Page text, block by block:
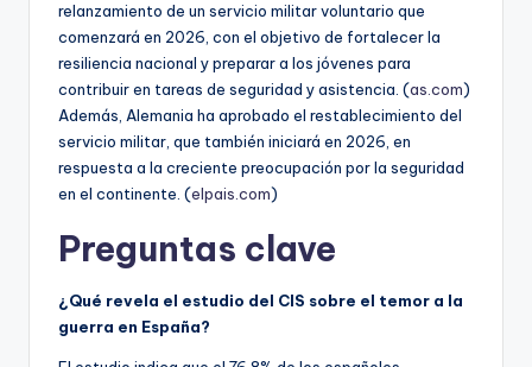
relanzamiento de un servicio militar voluntario que
comenzará en 2026, con el objetivo de fortalecer la
resiliencia nacional y preparar a los jóvenes para
contribuir en tareas de seguridad y asistencia. (as.com)
Además, Alemania ha aprobado el restablecimiento del
servicio militar, que también iniciará en 2026, en
respuesta a la creciente preocupación por la seguridad
en el continente. (elpais.com)
Preguntas clave
¿Qué revela el estudio del CIS sobre el temor a la
guerra en España?